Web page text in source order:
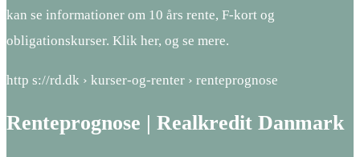
kan se informationer om 10 års rente, F-kort og
obligationskurser. Klik her, og se mere.
http s://rd.dk › kurser-og-renter › renteprognose
Renteprognose | Realkredit Danmark